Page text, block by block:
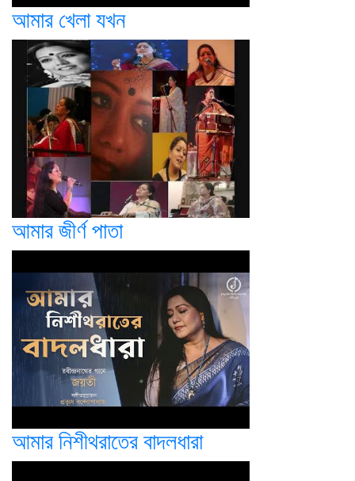
আমার খেলা যখন
আমার জীর্ণ পাতা
আমার নিশীথরাতের বাদলধারা